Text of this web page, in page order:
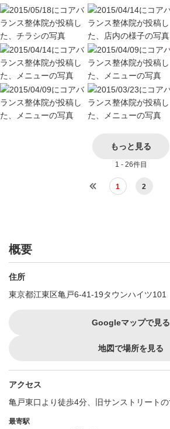
もっと見る
1 - 26件目
1 2
概要
住所
東京都江東区亀戸6-41-19タウンハイツ101
Googleマップで見る
地図で場所を見る
アクセス
亀戸東口より徒歩4分、旧サンストリートの
最寄駅